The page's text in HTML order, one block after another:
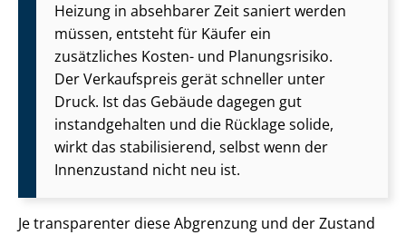
Heizung in absehbarer Zeit saniert werden
müssen, entsteht für Käufer ein
zusätzliches Kosten- und Planungsrisiko.
Der Verkaufspreis gerät schneller unter
Druck. Ist das Gebäude dagegen gut
instandgehalten und die Rücklage solide,
wirkt das stabilisierend, selbst wenn der
Innenzustand nicht neu ist.
Je transparenter diese Abgrenzung und der Zustand